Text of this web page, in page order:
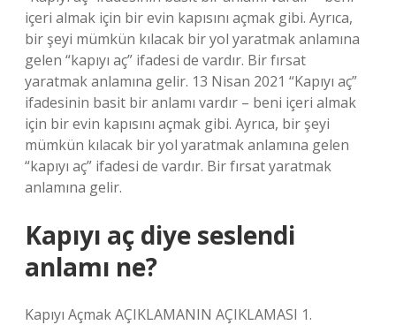
içeri almak için bir evin kapısını açmak gibi. Ayrıca,
bir şeyi mümkün kılacak bir yol yaratmak anlamına
gelen “kapıyı aç” ifadesi de vardır. Bir fırsat
yaratmak anlamına gelir. 13 Nisan 2021 “Kapıyı aç”
ifadesinin basit bir anlamı vardır – beni içeri almak
için bir evin kapısını açmak gibi. Ayrıca, bir şeyi
mümkün kılacak bir yol yaratmak anlamına gelen
“kapıyı aç” ifadesi de vardır. Bir fırsat yaratmak
anlamına gelir.
Kapıyı aç diye seslendi
anlamı ne?
Kapıyı Açmak AÇIKLAMANIN AÇIKLAMASI 1.